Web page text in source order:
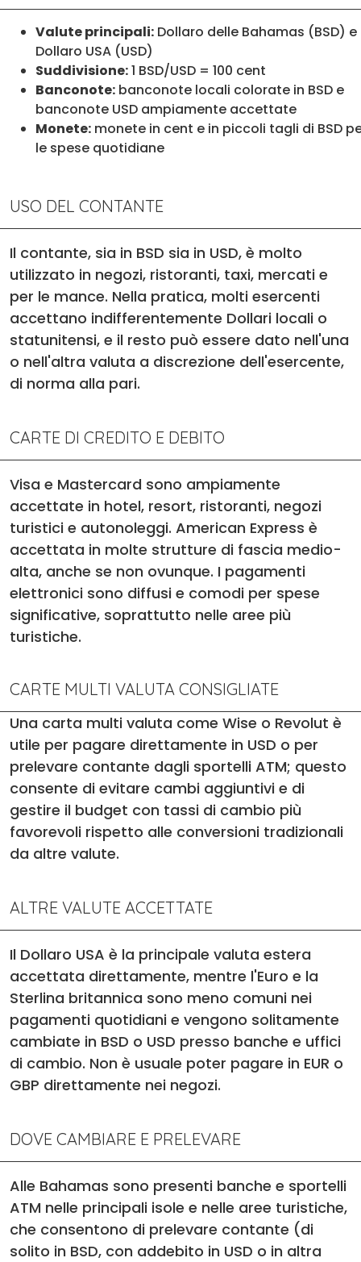
Valute principali: Dollaro delle Bahamas (BSD) e
Dollaro USA (USD)
Suddivisione:1 BSD/USD = 100 cent
Banconote: banconote locali colorate in BSD e
banconote USD ampiamente accettate
Monete: monete in cent e in piccoli tagli di BSD
le spese quotidiane
USO DEL CONTANTE
Il contante, sia in BSD sia in USD, è molto
utilizzato in negozi, ristoranti, taxi, mercati e
per le mance. Nella pratica, molti esercenti
accettano indifferentemente Dollari locali o
statunitensi, e il resto può essere dato nell'una
o nell'altra valuta a discrezione dell'esercente,
di norma alla pari.
CARTE DI CREDITO E DEBITO
Visa e Mastercard sono ampiamente
accettate in hotel, resort, ristoranti, negozi
turistici e autonoleggi. American Express è
accettata in molte strutture di fascia medio-
alta, anche se non ovunque. I pagamenti
elettronici sono diffusi e comodi per spese
significative, soprattutto nelle aree più
turistiche.
CARTE MULTI VALUTA CONSIGLIATE
Una carta multi valuta come Wise o Revolut è
utile per pagare direttamente in USD o per
prelevare contante dagli sportelli ATM; questo
consente di evitare cambi aggiuntivi e di
gestire il budget con tassi di cambio più
favorevoli rispetto alle conversioni tradizionali
da altre valute.
ALTRE VALUTE ACCETTATE
Il Dollaro USA è la principale valuta estera
accettata direttamente, mentre l'Euro e la
Sterlina britannica sono meno comuni nei
pagamenti quotidiani e vengono solitamente
cambiate in BSD o USD presso banche e uffici
di cambio. Non è usuale poter pagare in EUR o
GBP direttamente nei negozi.
DOVE CAMBIARE E PRELEVARE
Alle Bahamas sono presenti banche e sportelli
ATM nelle principali isole e nelle aree turistiche,
che consentono di prelevare contante (di
solito in BSD, con addebito in USD o in altra